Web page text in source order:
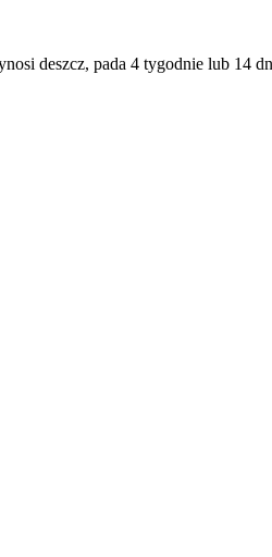
deszcz, pada 4 tygodnie lub 14